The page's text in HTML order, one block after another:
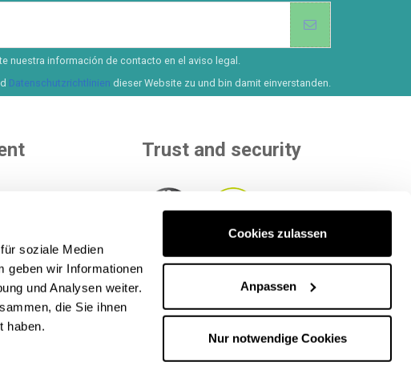
soziale Medien
geben wir Informationen
und Analysen weiter.
die Sie ihnen
haben.
Cookies zulassen
Anpassen
Nur notwendige Cookies
nuestra información de contacto en el aviso legal.
Datenschutzrichtlinien dieser Website zu und bin damit einverstanden.
More than 8
your
methods
Trust and security
Within to independent entities that
evaluate our quality.
Alle Rechte vorbehalten. CIF: B65890642.